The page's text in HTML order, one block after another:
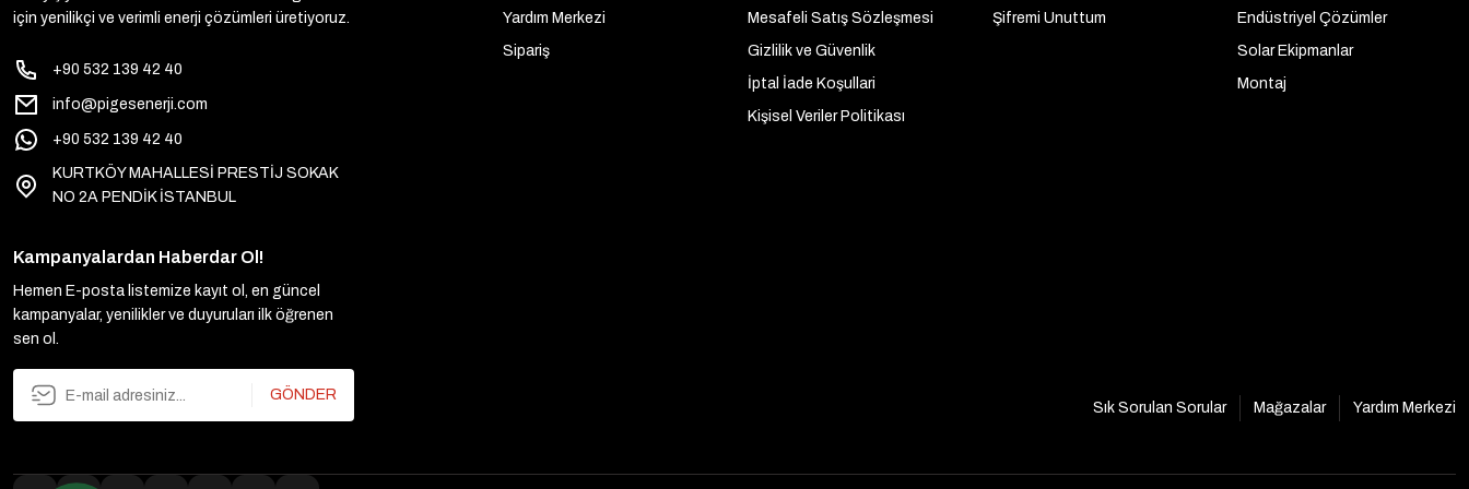
için yenilikçi ve verimli enerji çözümleri üretiyoruz.
+90 532 139 42 40
info@pigesenerji.com
+90 532 139 42 40
KURTKÖY MAHALLESİ PRESTİJ SOKAK
NO 2A PENDİK İSTANBUL
Yardım Merkezi
Sipariş
Mesafeli Satış Sözleşmesi
Gizlilik ve Güvenlik
İptal İade Koşullari
Kişisel Veriler Politikası
Şifremi Unuttum
Endüstriyel Çözümler
Solar Ekipmanlar
Montaj
Kampanyalardan Haberdar Ol!
Hemen E-posta listemize kayıt ol, en güncel
kampanyalar, yenilikler ve duyuruları ilk öğrenen
sen ol.
GÖNDER
Sık Sorulan Sorular
Mağazalar Yardım Merkezi